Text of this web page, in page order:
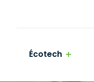
Écotech